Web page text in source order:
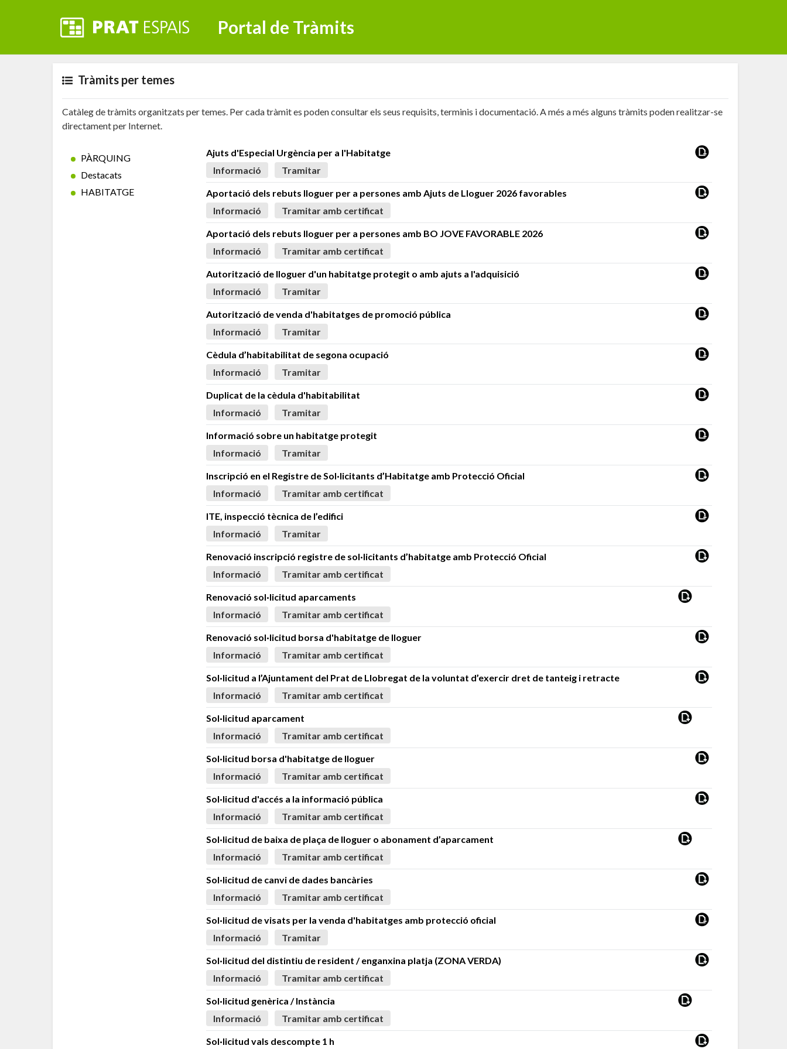
Portal de Tràmits
Tràmits per temes
Catàleg de tràmits organitzats per temes. Per cada tràmit es poden consultar els seus requisits, terminis i documentació. A més a més alguns tràmits poden realitzar-se
directament per Internet.
PÀRQUING
Destacats
HABITATGE
Ajuts d'Especial Urgència per a l'Habitatge
Informació
Tramitar
Aportació dels rebuts lloguer per a persones amb Ajuts de Lloguer 2026 favorables
Informació
Tramitar amb certificat
Aportació dels rebuts lloguer per a persones amb BO JOVE FAVORABLE 2026
Informació
Tramitar amb certificat
Autorització de lloguer d'un habitatge protegit o amb ajuts a l'adquisició
Informació
Tramitar
Autorització de venda d'habitatges de promoció pública
Informació
Tramitar
Cèdula d’habitabilitat de segona ocupació
Informació
Tramitar
Duplicat de la cèdula d'habitabilitat
Informació
Tramitar
Informació sobre un habitatge protegit
Informació
Tramitar
Inscripció en el Registre de Sol·licitants d’Habitatge amb Protecció Oficial
Informació
Tramitar amb certificat
ITE, inspecció tècnica de l’edifici
Informació
Tramitar
Renovació inscripció registre de sol·licitants d’habitatge amb Protecció Oficial
Informació
Tramitar amb certificat
Renovació sol·licitud aparcaments
Informació
Tramitar amb certificat
Renovació sol·licitud borsa d'habitatge de lloguer
Informació
Tramitar amb certificat
Sol·licitud a l’Ajuntament del Prat de Llobregat de la voluntat d’exercir dret de tanteig i retracte
Informació
Tramitar amb certificat
Sol·licitud aparcament
Informació
Tramitar amb certificat
Sol·licitud borsa d'habitatge de lloguer
Informació
Tramitar amb certificat
Sol·licitud d'accés a la informació pública
Informació
Tramitar amb certificat
Sol·licitud de baixa de plaça de lloguer o abonament d’aparcament
Informació
Tramitar amb certificat
Sol·licitud de canvi de dades bancàries
Informació
Tramitar amb certificat
Sol·licitud de visats per la venda d'habitatges amb protecció oficial
Informació
Tramitar
Sol·licitud del distintiu de resident / enganxina platja (ZONA VERDA)
Informació
Tramitar amb certificat
Sol·licitud genèrica / Instància
Informació
Tramitar amb certificat
Sol·licitud vals descompte 1 h